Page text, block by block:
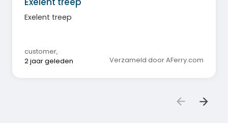
Exelent treep
customer,
2 jaar geleden
Verzameld door AFerry.com